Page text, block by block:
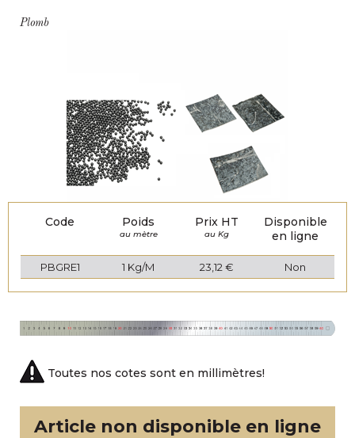
Plomb
Code Poids
au mètre
Prix HT
au Kg
Disponible
en ligne
PBGRE1 1 Kg/M 23,12 € Non
Toutes nos cotes sont en millimètres!
Article non disponible en ligne